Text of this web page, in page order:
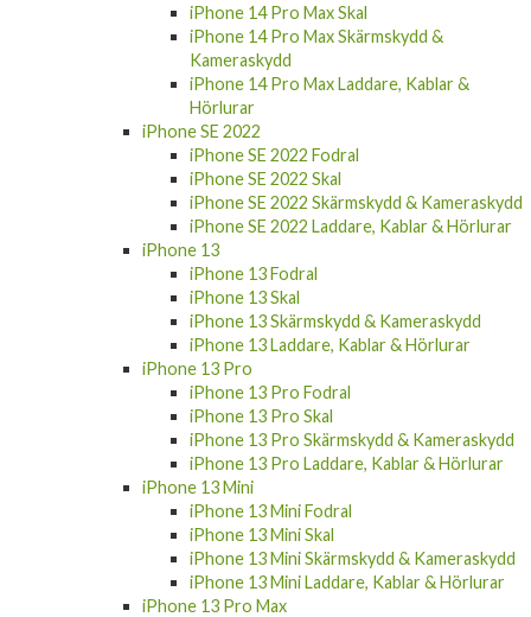
iPhone 14 Pro Max Skärmskydd &
Kameraskydd
iPhone 14 Pro Max Laddare, Kablar &
Hörlurar
iPhone SE 2022
iPhone SE 2022 Fodral
iPhone SE 2022 Skal
iPhone SE 2022 Skärmskydd & Kameraskydd
iPhone SE 2022 Laddare, Kablar & Hörlurar
iPhone 13
iPhone 13 Fodral
iPhone 13 Skal
iPhone 13 Skärmskydd & Kameraskydd
iPhone 13 Laddare, Kablar & Hörlurar
iPhone 13 Pro
iPhone 13 Pro Fodral
iPhone 13 Pro Skal
iPhone 13 Pro Skärmskydd & Kameraskydd
iPhone 13 Pro Laddare, Kablar & Hörlurar
iPhone 13 Mini
iPhone 13 Mini Fodral
iPhone 13 Mini Skal
iPhone 13 Mini Skärmskydd & Kameraskydd
iPhone 13 Mini Laddare, Kablar & Hörlurar
iPhone 13 Pro Max
iPhone 13 Pro Max Fodral